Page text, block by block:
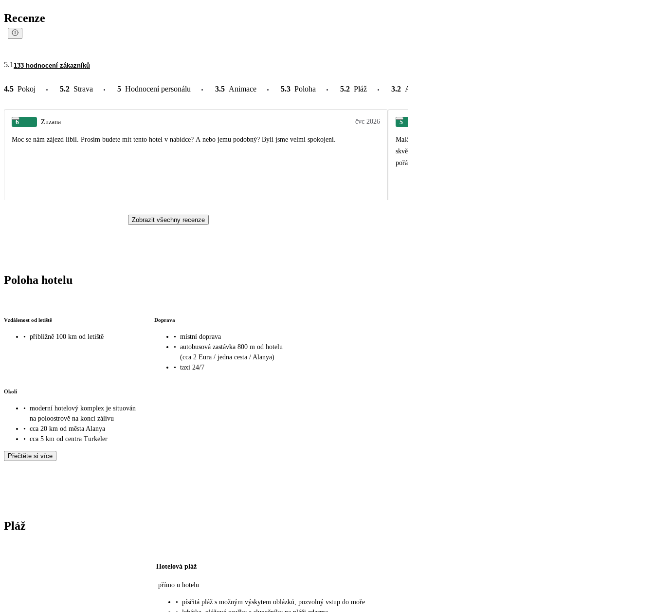
Recenze
5.1 133 hodnocení zákazníků
4.5 Pokoj 5.2 Strava 5 Hodnocení personálu 3.5 Animace 5.3 Poloha 5.2 Pláž 3.2 Atrakce v okolí
6 Zuzana čvc 2026
Moc se nám zájezd líbil. Prosím budete mít tento hotel v nabídce? A nebo jemu podobný? Byli jsme velmi spokojeni.
5
Malá obměna jídla a chtělo by to více příloh a větší snahu číšníků s nošením nápojů, velmi dlouho jsme
skvělou pláž, super vstup do moře i pro děti, zídka v moři tvořila takovou jakoby zátoku a vlnolam, což
pořádku.
Zobrazit všechny recenze
Poloha hotelu
Vzdálenost od letiště
• přibližně 100 km od letiště
Doprava
• místní doprava
• autobusová zastávka 800 m od hotelu
(cca 2 Eura / jedna cesta / Alanya)
• taxi 24/7
Okolí
• moderní hotelový komplex je situován
na poloostrově na konci zálivu
• cca 20 km od města Alanya
• cca 5 km od centra Turkeler
Přečtěte si více
Pláž
Hotelová pláž
přímo u hotelu
• písčitá pláž s možným výskytem oblázků, pozvolný vstup do moře